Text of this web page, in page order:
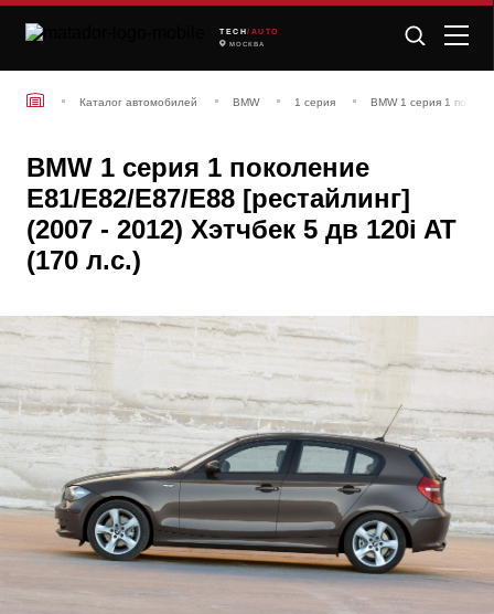
TECH /AUTO
МОСКВА
Каталог автомобилей BMW 1 серия BMW 1 серия 1
BMW 1 серия 1 поколение
E81/E82/E87/E88 [рестайлинг]
(2007 - 2012) Хэтчбек 5 дв 120i AT
(170 л.с.)